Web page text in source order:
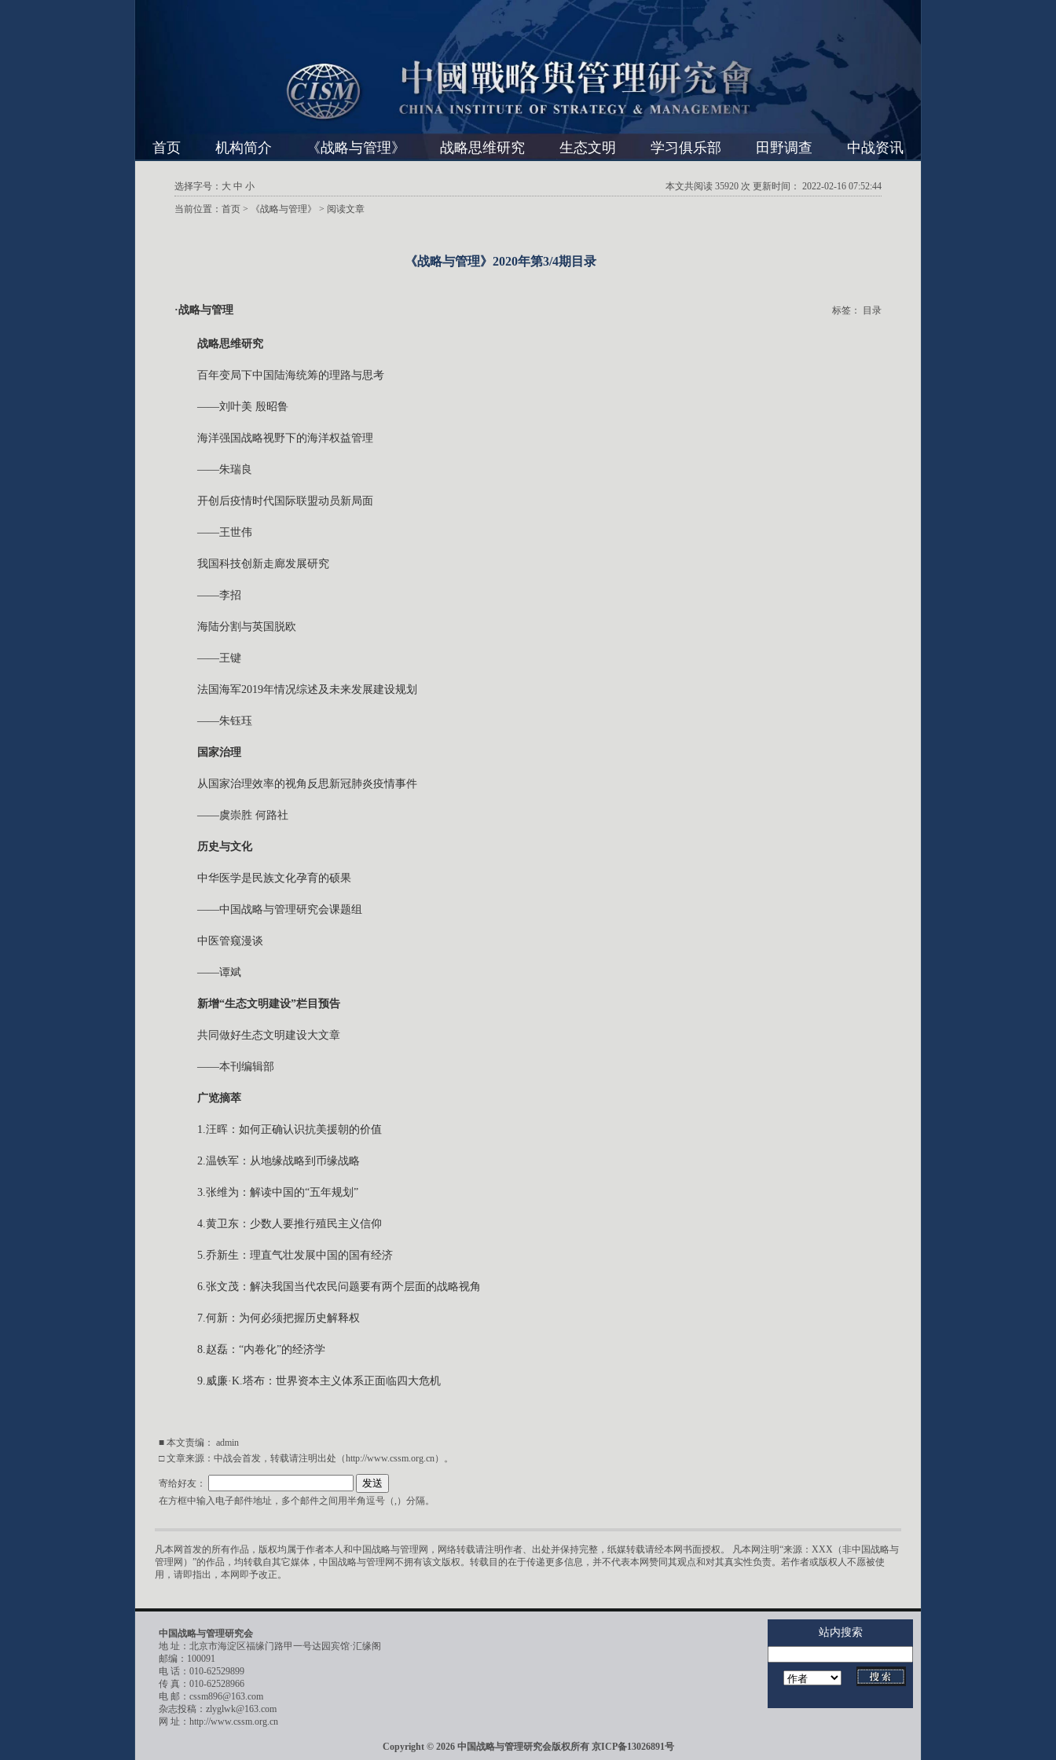
首页 机构简介 《战略与管理》 战略思维研究 生态文明 学习俱乐部 田野调查 中战资讯
选择字号： 大 中 小 本文共阅读 35920 次 更新时间： 2022-02-16 07:52:44
当前位置： 首页 > 《战略与管理》 > 阅读文章
《战略与管理》2020年第3/4期目录
·战略与管理 标签： 目录
战略思维研究
百年变局下中国陆海统筹的理路与思考
——刘叶美 殷昭鲁
海洋强国战略视野下的海洋权益管理
——朱瑞良
开创后疫情时代国际联盟动员新局面
——王世伟
我国科技创新走廊发展研究
——李招
海陆分割与英国脱欧
——王键
法国海军2019年情况综述及未来发展建设规划
——朱钰珏
国家治理
从国家治理效率的视角反思新冠肺炎疫情事件
——虞崇胜 何路社
历史与文化
中华医学是民族文化孕育的硕果
——中国战略与管理研究会课题组
中医管窥漫谈
——谭斌
新增“生态文明建设”栏目预告
共同做好生态文明建设大文章
——本刊编辑部
广览摘萃
1.汪晖：如何正确认识抗美援朝的价值
2.温铁军：从地缘战略到币缘战略
3.张维为：解读中国的“五年规划”
4.黄卫东：少数人要推行殖民主义信仰
5.乔新生：理直气壮发展中国的国有经济
6.张文茂：解决我国当代农民问题要有两个层面的战略视角
7.何新：为何必须把握历史解释权
8.赵磊：“内卷化”的经济学
9.威廉·K.塔布：世界资本主义体系正面临四大危机
■ 本文责编： admin
□ 文章来源：中战会首发，转载请注明出处（http://www.cssm.org.cn）。
寄给好友：
在方框中输入电子邮件地址，多个邮件之间用半角逗号（,）分隔。
凡本网首发的所有作品，版权均属于作者本人和中国战略与管理网，网络转载请注明作者、出处并保持完整，纸媒转载请经本网书面授权。 凡本网注明“来源：XXX（非中国战略与
管理网）”的作品，均转载自其它媒体，中国战略与管理网不拥有该文版权。转载目的在于传递更多信息，并不代表本网赞同其观点和对其真实性负责。若作者或版权人不愿被使
用，请即指出，本网即予改正。
中国战略与管理研究会
地 址：北京市海淀区福缘门路甲一号达园宾馆·汇缘阁
邮编：100091
电 话：010-62529899
传 真：010-62528966
电 邮：cssm896@163.com
杂志投稿：zlyglwk@163.com
网 址：http://www.cssm.org.cn
Copyright © 2026 中国战略与管理研究会版权所有 京ICP备13026891号
站内搜索